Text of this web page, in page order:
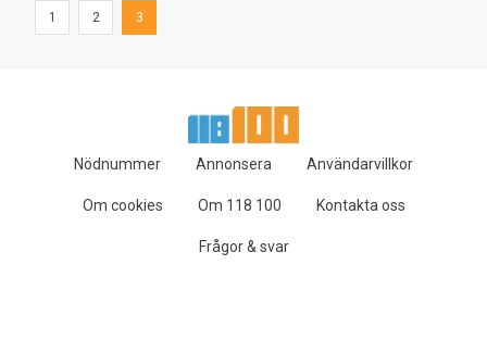
1 2 3
Nödnummer Annonsera Användarvillkor
Om cookies Om 118 100 Kontakta oss
Frågor & svar